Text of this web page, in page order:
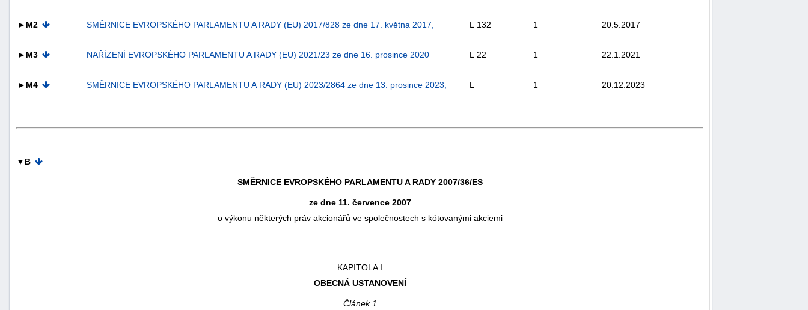
►M2 SMĚRNICE EVROPSKÉHO PARLAMENTU A RADY (EU) 2017/828 ze dne 17. května 2017, L 132 1 20.5.2017
►M3 NAŘÍZENÍ EVROPSKÉHO PARLAMENTU A RADY (EU) 2021/23 ze dne 16. prosince 2020 L 22 1 22.1.2021
►M4 SMĚRNICE EVROPSKÉHO PARLAMENTU A RADY (EU) 2023/2864 ze dne 13. prosince 2023, L 1 20.12.2023
▼B
SMĚRNICE EVROPSKÉHO PARLAMENTU A RADY 2007/36/ES
ze dne 11. července 2007
o výkonu některých práv akcionářů ve společnostech s kótovanými akciemi
KAPITOLA I
OBECNÁ USTANOVENÍ
Článek 1